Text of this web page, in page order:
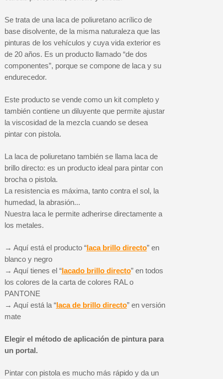
Se trata de una laca de poliuretano acrílico de
base disolvente, de la misma naturaleza que las
pinturas de los vehículos y cuya vida exterior es
de 20 años. Es un producto llamado “de dos
componentes”, porque se compone de laca y su
endurecedor.
Este producto se vende como un kit completo y
también contiene un diluyente que permite ajustar
la viscosidad de la mezcla cuando se desea
pintar con pistola.
La laca de poliuretano también se llama laca de
brillo directo: es un producto ideal para pintar con
brocha o pistola.
La resistencia es máxima, tanto contra el sol, la
humedad, la abrasión...
Nuestra laca le permite adherirse directamente a
los metales.
→ Aquí está el producto “laca brillo directo” en
blanco y negro
→ Aquí tienes el “lacado brillo directo” en todos
los colores de la carta de colores RAL o
PANTONE
→ Aquí está la “laca de brillo directo” en versión
mate
Elegir el método de aplicación de pintura para
un portal.
Pintar con pistola es mucho más rápido y da un